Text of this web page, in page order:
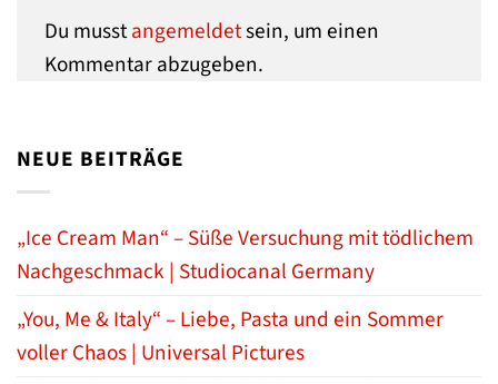
Du musstangemeldetsein, um einen
Kommentar abzugeben.
NEUE BEITRÄGE
„Ice Cream Man“ – Süße Versuchung mit tödlichem
Nachgeschmack | Studiocanal Germany
„You, Me & Italy“ – Liebe, Pasta und ein Sommer
voller Chaos | Universal Pictures